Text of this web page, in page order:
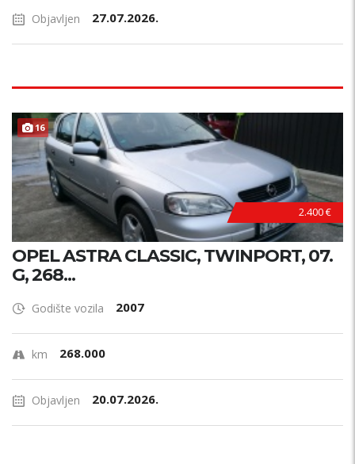
Objavljen 27.07.2026.
16
2.400 €
OPEL ASTRA CLASSIC, TWINPORT, 07.
G, 268...
Godište vozila 2007
km 268.000
Objavljen 20.07.2026.